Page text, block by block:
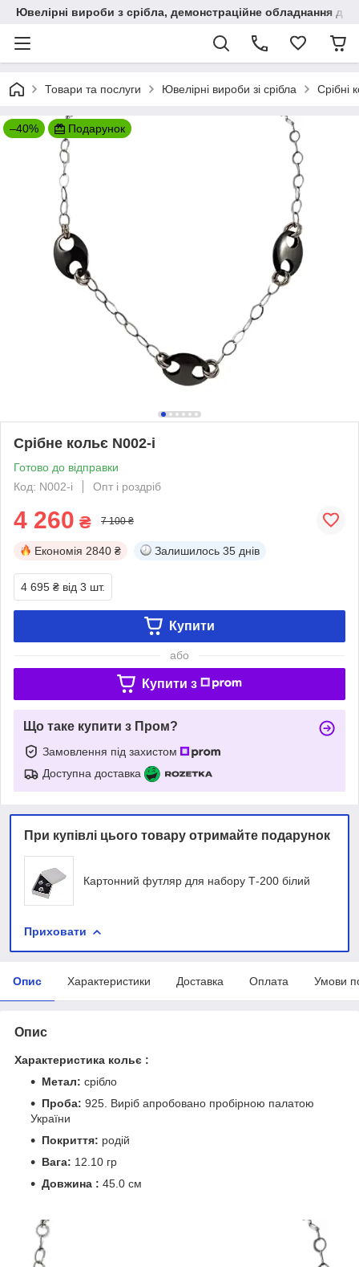
Ювелірні вироби з срібла, демонстраційне обладнання
Товари та послуги Ювелірні вироби зі срібла Срібні
–40% Подарунок
Срібне кольє N002-i
Готово до відправки
Код: N002-i
Опт і роздріб
4 260 ₴ 7 100 ₴
Економія 2840 ₴ Залишилось 35 днів
4 695 ₴ від 3 шт.
Купити
або
Купити з
Що таке купити з Пром?
Замовлення під захистом
Доступна доставка
При купівлі цього товару отримайте подарунок
Картонний футляр для набору Т-200 білий
Приховати
Опис Характеристики Доставка Оплата Умови
Опис
Характеристика кольє :
Метал: срібло
Проба: 925. Виріб апробовано пробірною палатою
України
Покриття: родій
Вага: 12.10 гр
Довжина : 45.0 см